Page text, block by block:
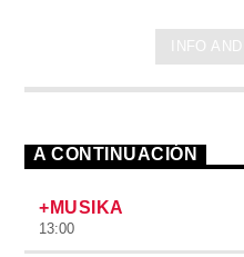
INFO
A CONTINUACIÓN
+MUSIKA
13:00